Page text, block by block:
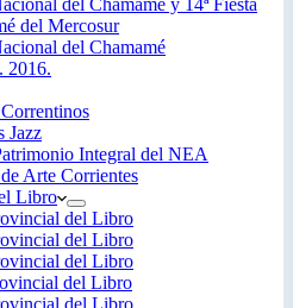
del Chamamé y 14ª Fiesta
del Mercosur
del Chamamé
2016.
Jazz
Integral del NEA
Arte Corrientes
Libro
del Libro
del Libro
del Libro
del Libro
del Libro